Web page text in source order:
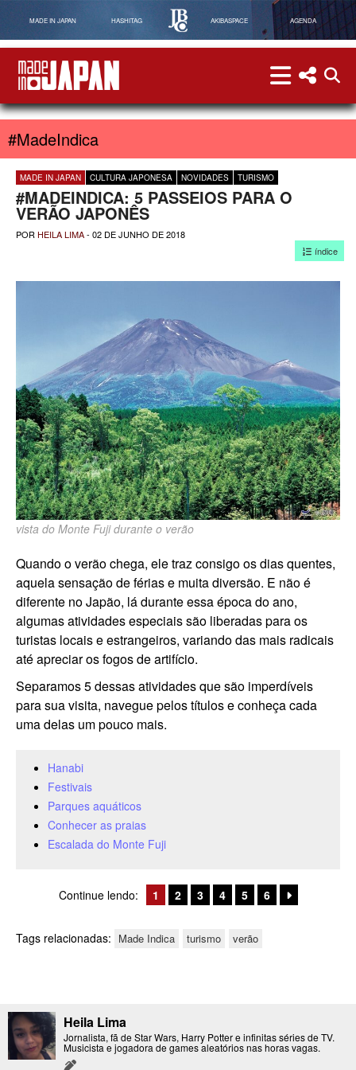
MADE IN JAPAN HASHITAG AKIBASPACE AGENDA
menu menu
#MadeIndica
MADE IN JAPAN CULTURA JAPONESA NOVIDADES TURISMO
#MADEINDICA: 5 PASSEIOS PARA O
VERÃO JAPONÊS
POR HEILA LIMA- 02 DE JUNHO DE 2018
índice
vista do Monte Fuji durante o verão
Quando o verão chega, ele traz consigo os dias quentes,
aquela sensação de férias e muita diversão. E não é
diferente no Japão, lá durante essa época do ano,
algumas atividades especiais são liberadas para os
turistas locais e estrangeiros, variando das mais radicais
até apreciar os fogos de artifício.
Separamos 5 dessas atividades que são imperdíveis
para sua visita, navegue pelos títulos e conheça cada
uma delas um pouco mais.
Hanabi
Festivais
Parques aquáticos
Conhecer as praias
Escalada do Monte Fuji
Continue lendo: 1 2 3 4 5 6
Tags relacionadas: Made Indica turismo verão
Heila Lima
Jornalista, fã de Star Wars, Harry Potter e infinitas séries de TV.
Musicista e jogadora de games aleatórios nas horas vagas.